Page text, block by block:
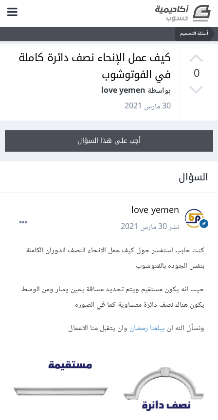
أسئلة التصميم
0
كيف عمل الإنحاء نصف دائرة كاملة
في الفوتوشوب
بواسطة love yemen
30 مارس 2021
أجب على هذا السؤال
السؤال
love yemen
نشر30 مارس 2021
كنت حابب استفسر حول كيف عمل الانحاء النصف الدوران الكاملة
بنفس الجوده بالفتوشوب
حيث انه يكون مستقيم ويتم تحديد مسافة يمين يسار ومن الوسط
يكون هناك نصف دائرة متساوية كما في الصوره
ونسأل الله ان يبلغنا رمضان وان يتقبل منا الاعمال